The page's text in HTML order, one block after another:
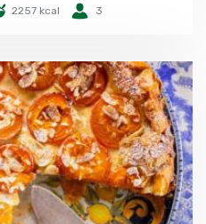
2257 kcal 3